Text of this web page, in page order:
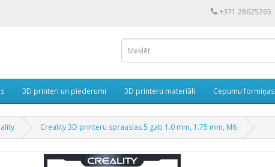
+371 28625265
3D printeri un piederumi 3D printeru materiāli Cepumu formiņas
Creality 3D printeru sprauslas 5 gab 1.0 mm, 1.75 mm, M6